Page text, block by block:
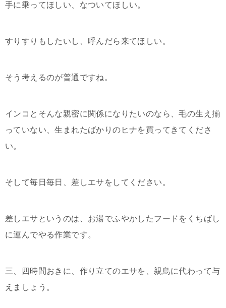
手に乗ってほしい、なついてほしい。
すりすりもしたいし、呼んだら来てほしい。
そう考えるのが普通ですね。
インコとそんな親密に関係になりたいのなら、毛の生え揃
っていない、生まれたばかりのヒナを買ってきてくださ
い。
そして毎日毎日、差しエサをしてください。
差しエサというのは、お湯でふやかしたフードをくちばし
に運んでやる作業です。
三、四時間おきに、作り立てのエサを、親鳥に代わって与
えましょう。